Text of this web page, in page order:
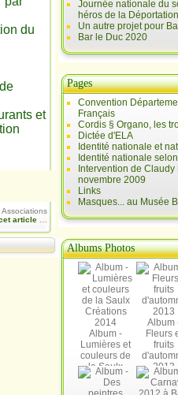
du
et
Associations
article
Journée nationale du
héros de la Déportation
Un autre projet pour
Bar le Duc 2020
Pages
Convention
Français
Cordis § Organo, les
Dictée d'ELA
Identité nationale et
Identité nationale
Intervention de
novembre 2009
Links
Masques... au Musée
Albums Photos
Album -
Lumières et
couleurs de
la Saulx
Créations
2014
Album
Fleurs
fruits
2013